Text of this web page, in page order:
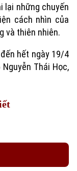
lại những chuyến
cách nhìn của
và thiên nhiên.
hết ngày 19/4
Thái Học,